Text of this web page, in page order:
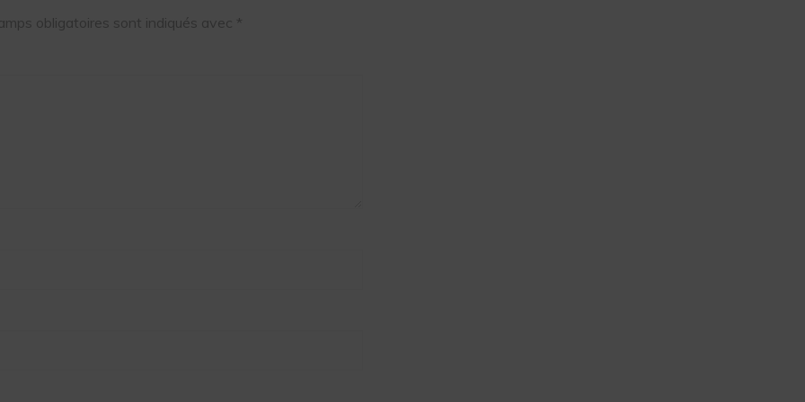
obligatoires sont indiqués avec *